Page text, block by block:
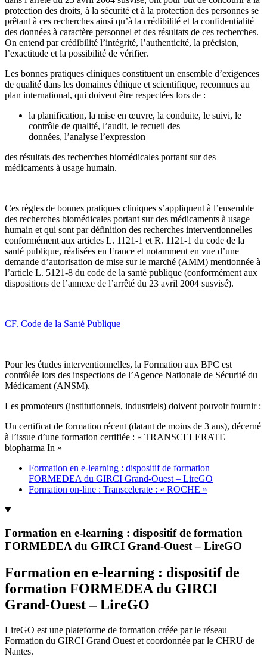
protection des droits, à la sécurité et à la protection des personnes se
prêtant à ces recherches ainsi qu’à la crédibilité et la confidentialité
des données à caractère personnel et des résultats de ces recherches.
On entend par crédibilité l’intégrité, l’authenticité, la précision,
l’exactitude et la possibilité de vérifier.
Les bonnes pratiques cliniques constituent un ensemble d’exigences
de qualité dans les domaines éthique et scientifique, reconnues au
plan international, qui doivent être respectées lors de :
la planification, la mise en œuvre, la conduite, le suivi, le
contrôle de qualité, l’audit, le recueil des
données, l’analyse l’expression
des résultats des recherches biomédicales portant sur des
médicaments à usage humain.
Ces règles de bonnes pratiques cliniques s’appliquent à l’ensemble
des recherches biomédicales portant sur des médicaments à usage
humain et qui sont par définition des recherches interventionnelles
conformément aux articles L. 1121-1 et R. 1121-1 du code de la
santé publique, réalisées en France et notamment en vue d’une
demande d’autorisation de mise sur le marché (AMM) mentionnée à
l’article L. 5121-8 du code de la santé publique (conformément aux
dispositions de l’annexe de l’arrêté du 23 avril 2004 susvisé).
CF. Code de la Santé Publique
Pour les études interventionnelles, la Formation aux BPC est
contrôlée lors des inspections de l’Agence Nationale de Sécurité du
Médicament (ANSM).
Les promoteurs (institutionnels, industriels) doivent pouvoir fournir :
Un certificat de formation récent (datant de moins de 3 ans), décerné
à l’issue d’une formation certifiée : « TRANSCELERATE
biopharma In »
Formation en e-learning : dispositif de formation
FORMEDEA du GIRCI Grand-Ouest – LireGO
Formation on-line : Transcelerate : « ROCHE »
Formation en e-learning : dispositif de formation
FORMEDEA du GIRCI Grand-Ouest – LireGO
Formation en e-learning : dispositif de
formation FORMEDEA du GIRCI
Grand-Ouest – LireGO
LireGO est une plateforme de formation créée par le réseau
Formation du GIRCI Grand Ouest et coordonnée par le CHRU de
Nantes.